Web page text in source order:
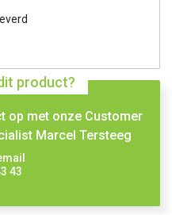
product?
op met onze Customer
Marcel Tersteeg
43